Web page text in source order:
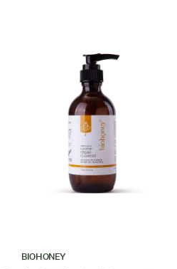
BIOHONEY